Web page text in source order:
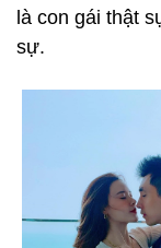
là con gái thật
sự.